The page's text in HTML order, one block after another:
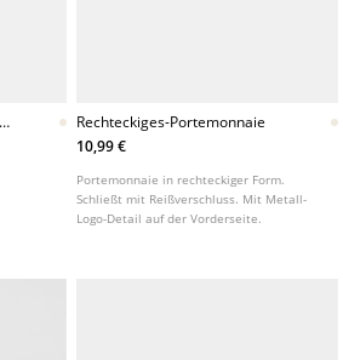
Rechteckiges-Portemonnaie
10,99 €
Portemonnaie in rechteckiger Form.
Schließt mit Reißverschluss. Mit Metall-
Logo-Detail auf der Vorderseite.